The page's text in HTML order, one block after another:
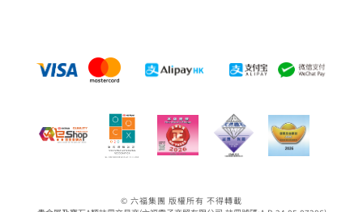
© 六福集團 版權所有 不得轉載